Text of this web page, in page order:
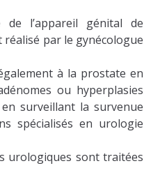
de l’appareil génital de
réalisé par le gynécologue
à la prostate en
ou hyperplasies
surveillant la survenue
spécialisés en urologie
urologiques sont traitées